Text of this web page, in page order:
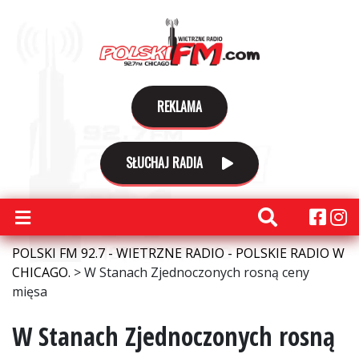
REKLAMA
SŁUCHAJ RADIA
POLSKI FM 92.7 - WIETRZNE RADIO - POLSKIE RADIO W
CHICAGO. >W Stanach Zjednoczonych rosną ceny
mięsa
W Stanach Zjednoczonych rosną